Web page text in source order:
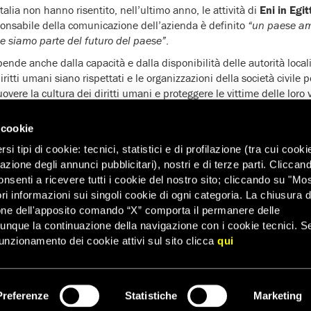
tipi di cookie: tecnici, statistici e di profilazione (tra cui
degli annunci pubblicitari), nostri e di terze parti.
a ricevere tutti i cookie del nostro sito; cliccando su
informazioni sui singoli cookie di ogni categoria. La chiusura
dell'apposito comando “X” comporta il permanere delle
la continuazione della navigazione con i cookie tecnici.
dei cookie attivi sul sito cliccaqui
Statistiche Marketing
non hanno risentito, nell’ultimo anno, le attività di Eni in
della comunicazione dell’azienda è definito “un paese
siamo parte del futuro del paese”
anche dalla capacità e dalla disponibilità delle autorità
umani siano rispettati e le organizzazioni della società civile
la cultura dei diritti umani e proteggere le vittime delle loro
possa svolgere un ruolo importante
Regeni. La richiesta verrà rinnovata nel corso di un
di marzo.
ISCRIVITI